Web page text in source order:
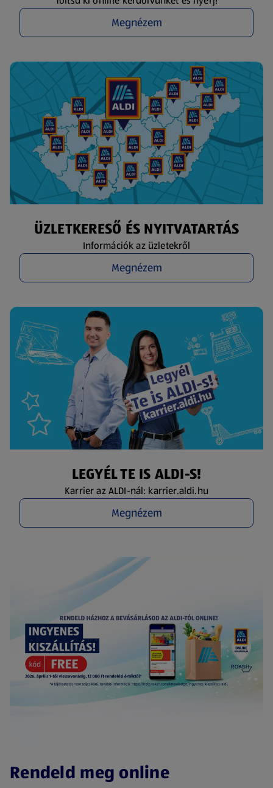
Megnézem
ÜZLETKERESŐ ÉS NYITVATARTÁS
Információk az üzletekről
Megnézem
LEGYÉL TE IS ALDI-S!
Karrier az ALDI-nál: karrier.aldi.hu
Megnézem
Rendeld meg online